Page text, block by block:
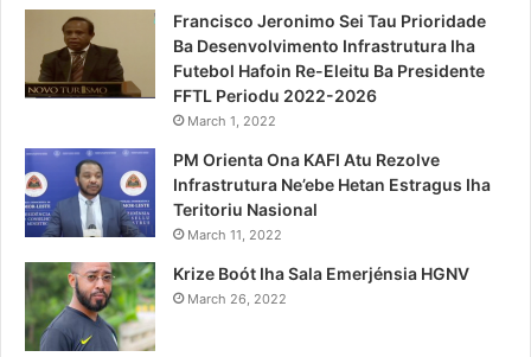
Francisco Jeronimo Sei Tau Prioridade
Ba Desenvolvimento Infrastrutura Iha
Futebol Hafoin Re-Eleitu Ba Presidente
FFTL Periodu 2022-2026
March 1, 2022
PM Orienta Ona KAFI Atu Rezolve
Infrastrutura Ne’ebe Hetan Estragus Iha
Teritoriu Nasional
March 11, 2022
Krize Boót Iha Sala Emerjénsia HGNV
March 26, 2022